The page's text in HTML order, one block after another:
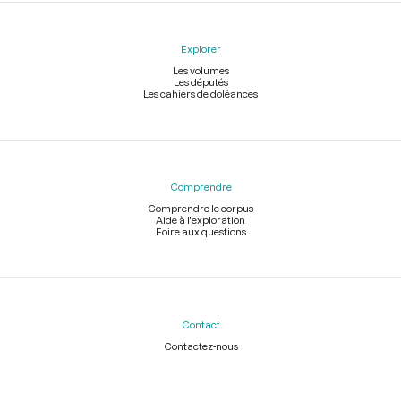
Explorer
Les volumes
Les députés
Les cahiers de doléances
Comprendre
Comprendre le corpus
Aide à l'exploration
Foire aux questions
Contact
Contactez-nous